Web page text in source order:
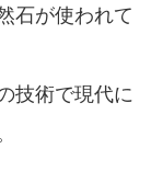
石が使われて
技術で現代に